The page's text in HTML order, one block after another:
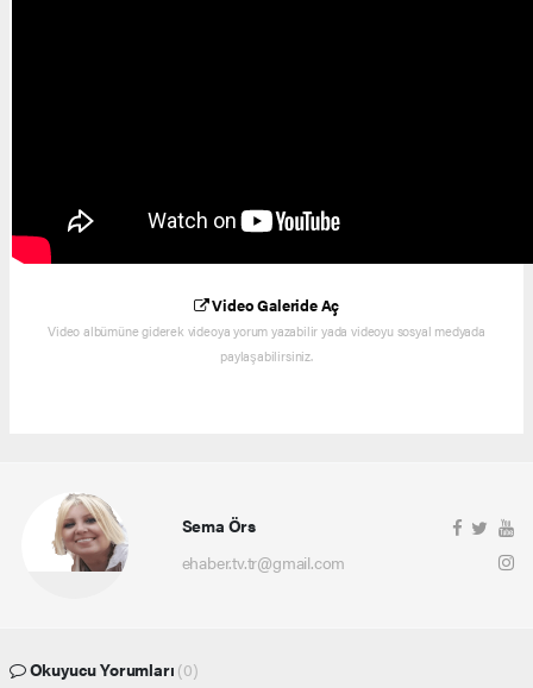
Video Galeride Aç
Video albümüne giderek videoya yorum yazabilir yada videoyu sosyal medyada
paylaşabilirsiniz.
Sema Örs
ehaber.tv.tr@gmail.com
Okuyucu Yorumları (0)